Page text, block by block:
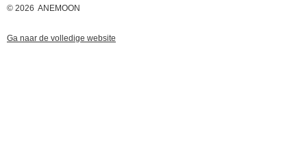
© 2026 ANEMOON
Ga naar de volledige website